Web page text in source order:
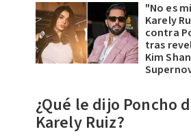
"No es
⁠Karely
contra
tras
Kim
¿Qué le dijo Poncho
Karely Ruiz?